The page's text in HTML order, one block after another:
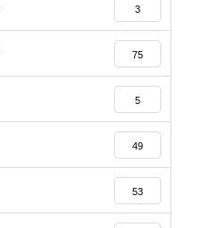
3
75
5
49
53